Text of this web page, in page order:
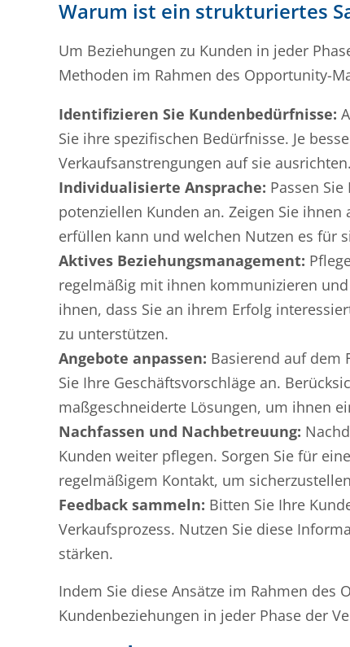
Warum ist ein strukturiertes
Um Beziehungen zu Kunden in jeder
Methoden im Rahmen des Opportunity-
Identifizieren Sie Kundenbedürfnisse:
Sie ihre spezifischen Bedürfnisse. Je
Verkaufsanstrengungen auf sie ausrichten.
Individualisierte Ansprache: Passen
potenziellen Kunden an. Zeigen Sie
erfüllen kann und welchen Nutzen es für
Aktives Beziehungsmanagement:
regelmäßig mit ihnen kommunizieren
ihnen, dass Sie an ihrem Erfolg
zu unterstützen.
Angebote anpassen: Basierend auf dem
Sie Ihre Geschäftsvorschläge an.
maßgeschneiderte Lösungen, um ihnen
Nachfassen und Nachbetreuung:
Kunden weiter pflegen. Sorgen Sie für
regelmäßigem Kontakt, um
Feedback sammeln: Bitten Sie Ihre
Verkaufsprozess. Nutzen Sie diese
stärken.
Indem Sie diese Ansätze im Rahmen
Kundenbeziehungen in jeder Phase der